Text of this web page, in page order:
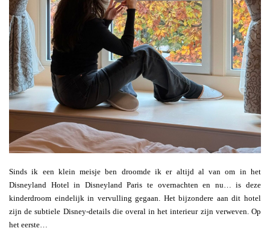
Sinds ik een klein meisje ben droomde ik er altijd al van om in het
Disneyland Hotel in Disneyland Paris te overnachten en nu… is deze
kinderdroom eindelijk in vervulling gegaan. Het bijzondere aan dit hotel
zijn de subtiele Disney-details die overal in het interieur zijn verweven. Op
het eerste…